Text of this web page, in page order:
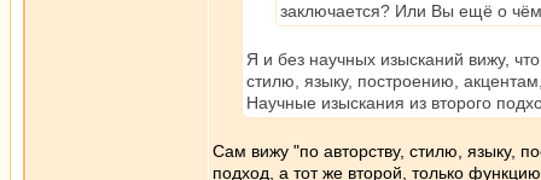
заключается? Или Вы ещё о
Я и без научных изысканий вижу,
стилю, языку, построению,
Научные изыскания из второго
Сам вижу "по авторству, стилю, языку,
подход, а тот же второй, только